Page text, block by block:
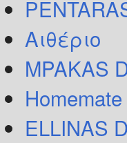
Αιθέριο
MPAKAS
ELLINAS